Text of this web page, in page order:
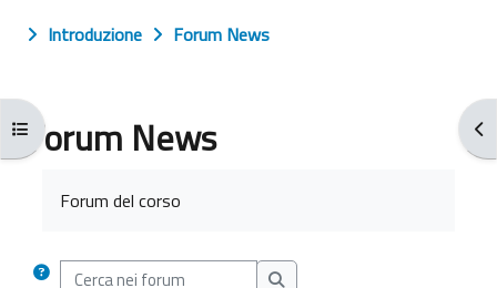
Apri indice del corso
Introduzione
Forum News
Forum News
Forum del corso
Cerca nei forum